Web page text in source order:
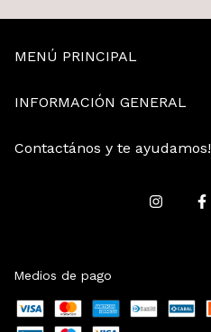
MENÚ PRINCIPAL
INFORMACIÓN GENERAL
Contactános y te ayudamos!
Medios de pago